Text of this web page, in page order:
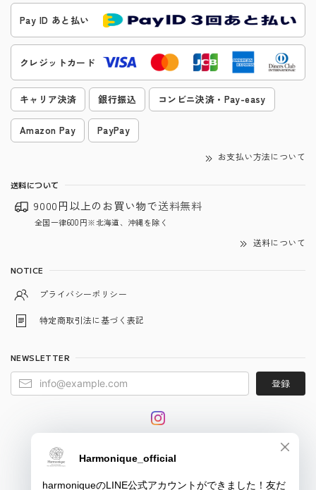
Pay ID あと払い
クレジットカード
キャリア決済 銀行振込 コンビニ決済・Pay-easy
Amazon Pay PayPay
お支払い方法について
送料について
9000円以上のお買い物で送料無料
全国一律600円※北海道、沖縄を除く
送料について
NOTICE
プライバシーポリシー
特定商取引法に基づく表記
NEWSLETTER
登録
© harmonique